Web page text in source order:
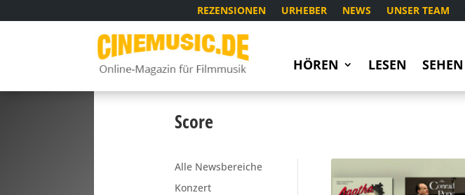
REZENSIONEN URHEBER NEWS UNSER TEAM
HÖREN LESEN SEHEN
Score
Alle Newsbereiche
Konzert